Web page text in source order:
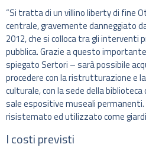
“Si tratta di un villino liberty di fine
centrale, gravemente danneggiato
2012, che si colloca tra gli interventi
pubblica. Grazie a questo
spiegato Sertori – sarà possibile
procedere con la ristrutturazione e
culturale, con la sede della biblioteca
sale espositive museali permanenti.
risistemato ed utilizzato come
I costi previsti